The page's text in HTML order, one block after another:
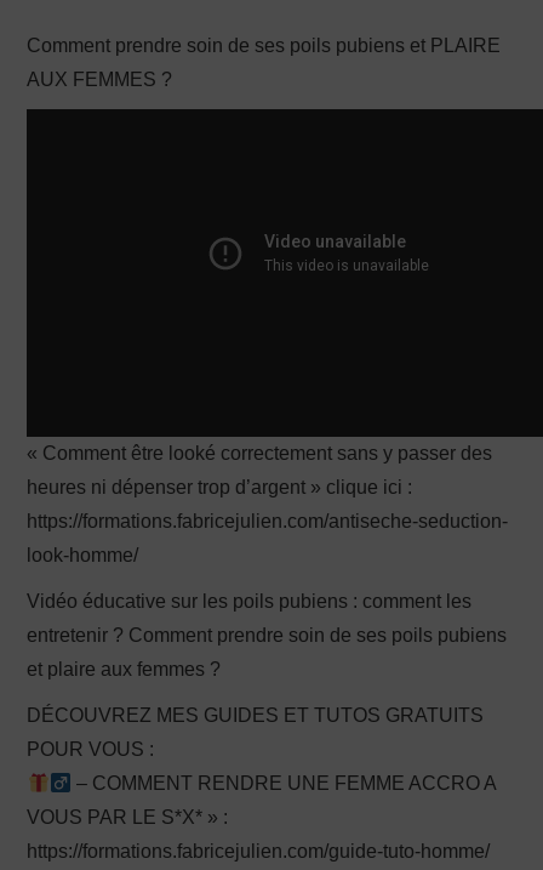
PRODUCTION X
Comment prendre soin de ses poils pubiens et PLAIRE
AUX FEMMES ?
« Comment être looké correctement sans y passer des
heures ni dépenser trop d’argent » clique ici :
https://formations.fabricejulien.com/antiseche-seduction-
look-homme/
Vidéo éducative sur les poils pubiens : comment les
entretenir ? Comment prendre soin de ses poils pubiens
et plaire aux femmes ?
DÉCOUVREZ MES GUIDES ET TUTOS GRATUITS
POUR VOUS :
– COMMENT RENDRE UNE FEMME ACCRO A
VOUS PAR LE S*X* » :
https://formations.fabricejulien.com/guide-tuto-homme/